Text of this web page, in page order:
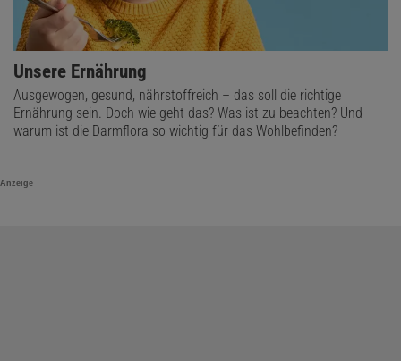
Unsere Ernährung
Ausgewogen, gesund, nährstoffreich – das soll die richtige
Ernährung sein. Doch wie geht das? Was ist zu beachten? Und
warum ist die Darmflora so wichtig für das Wohlbefinden?
Anzeige